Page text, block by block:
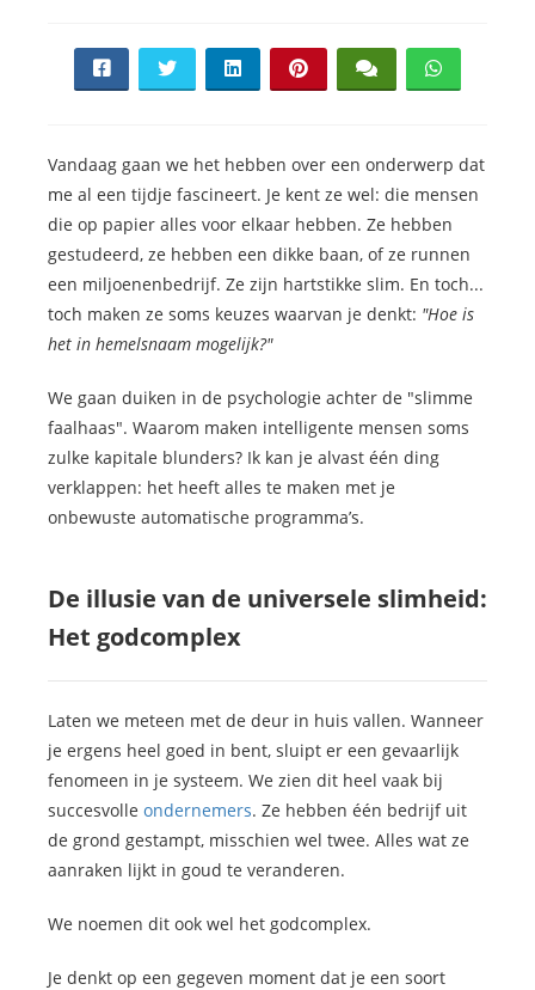
Vandaag gaan we het hebben over een onderwerp dat
me al een tijdje fascineert. Je kent ze wel: die mensen
die op papier alles voor elkaar hebben. Ze hebben
gestudeerd, ze hebben een dikke baan, of ze runnen
een miljoenenbedrijf. Ze zijn hartstikke slim. En toch...
toch maken ze soms keuzes waarvan je denkt: "Hoe is
het in hemelsnaam mogelijk?"
We gaan duiken in de psychologie achter de "slimme
faalhaas". Waarom maken intelligente mensen soms
zulke kapitale blunders? Ik kan je alvast één ding
verklappen: het heeft alles te maken met je
onbewuste automatische programma’s.
De illusie van de universele slimheid:
Het godcomplex
Laten we meteen met de deur in huis vallen. Wanneer
je ergens heel goed in bent, sluipt er een gevaarlijk
fenomeen in je systeem. We zien dit heel vaak bij
succesvolle ondernemers. Ze hebben één bedrijf uit
de grond gestampt, misschien wel twee. Alles wat ze
aanraken lijkt in goud te veranderen.
We noemen dit ook wel het godcomplex.
Je denkt op een gegeven moment dat je een soort